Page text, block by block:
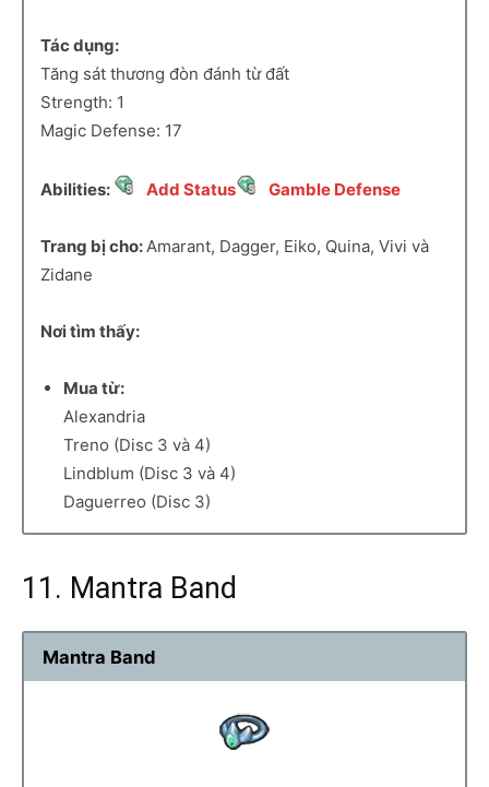
Tác dụng:
Tăng sát thương đòn đánh từ đất
Strength: 1
Magic Defense: 17
Abilities: Add Status Gamble Defense
Trang bị cho: Amarant, Dagger, Eiko, Quina, Vivi và
Zidane
Nơi tìm thấy:
Mua từ:
Alexandria
Treno (Disc 3 và 4)
Lindblum (Disc 3 và 4)
Daguerreo (Disc 3)
11. Mantra Band
Mantra Band